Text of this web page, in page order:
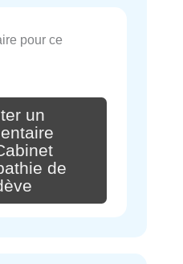
pour ce
un
de